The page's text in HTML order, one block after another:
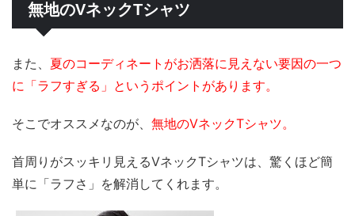
無地のVネックTシャツ
また、 夏のコーディネートがお洒落に見えない要因の一つ
に「ラフすぎる」というポイントがあります。
そこでオススメなのが、 無地のVネックTシャツ。
首周りがスッキリ見えるVネックTシャツは、驚くほど簡
単に「ラフさ」を解消してくれます。